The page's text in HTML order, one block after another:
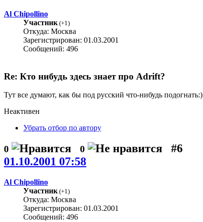
Al Chipollino
Участник (+1 )
Откуда: Москва
Зарегистрирован: 01.03.2001
Сообщений: 496
Re: Кто нибудь здесь знает про Adrift?
Тут все думают, как бы под русский что-нибудь подогнать:)
Неактивен
Убрать отбор по автору
0 0
#6
01.10.2001 07:58
Al Chipollino
Участник(+1)
Откуда: Москва
Зарегистрирован: 01.03.2001
Сообщений: 496